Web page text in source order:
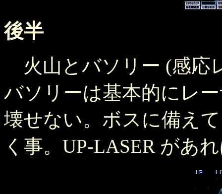
後半
火山とバソリー (感応
バソリーは基本的にレ
壊せない。ボスに備え
く事。UP-LASER があ